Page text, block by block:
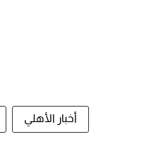
أخبار الأهلي